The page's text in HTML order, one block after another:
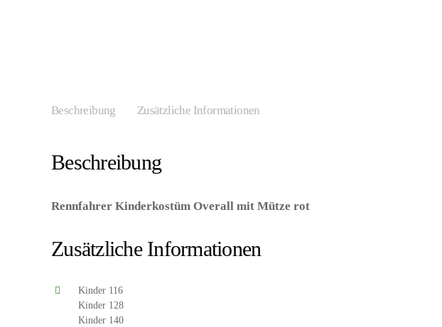
Beschreibung Zusätzliche Informationen
Beschreibung
Rennfahrer Kinderkostüm Overall mit Mütze rot
Zusätzliche Informationen
Kinder 116
Kinder 128
Kinder 140